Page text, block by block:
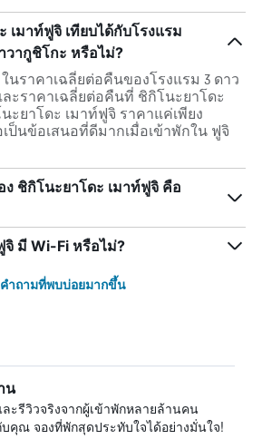
เมาท์ฟูจิ เทียบได้กับโรงแรม
วากูชิโกะ หรือไม่?
นราคาเฉลี่ยต่อคืนของโรงแรม 3 ดาว
ะราคาเฉลี่ยต่อคืนที่ ชิกิโนะยาโดะ
ะยาโดะ เมาท์ฟูจิ ราคาแค่เพียง
ป็นข้อเสนอที่ดีมากเมื่อเข้าพักใน ฟูจิ
ชิกิโนะยาโดะ เมาท์ฟูจิ คือ
จิ มี Wi-Fi หรือไม่?
ำถามที่พบบ่อยมากขึ้น
น
ะรีวิวจริงจากผู้เข้าพักหลายล้านคน
บคุณ จองที่พักสุดประทับใจได้อย่างมั่นใจ!